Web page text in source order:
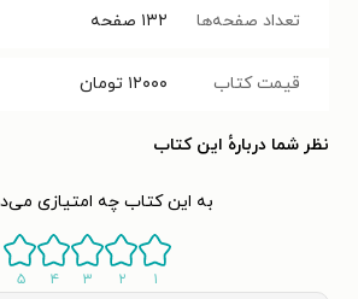
تعداد صفحه‌ها ۱۳۲ صفحه
قیمت کتاب ۱۲۰۰۰ تومان
نظر شما دربارهٔ این کتاب
به این کتاب چه امتیازی
۱ ۲ ۳ ۴ ۵